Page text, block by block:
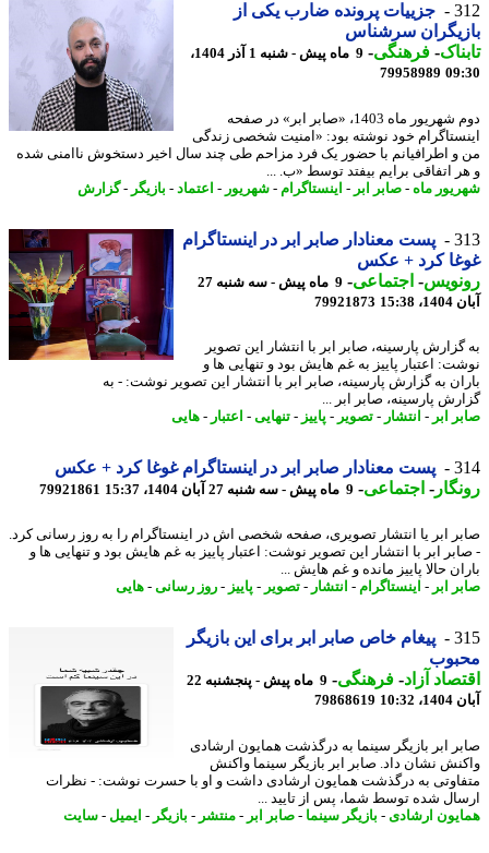
جزییات پرونده ضارب یکی از
سرشناس
-فرهنگی-
9 ماه پیش - شنبه 1 آذر 1404،
79958989
دوم شهریور ماه 1403، «صابر ابر» در صفحه
خود نوشته بود: «امنیت شخصی زندگی
اطرافیانم با حضور یک فرد مزاحم طی چند سال اخیر دستخوش ناامنی شده
اتفاقی برایم بیفتد توسط «ب. ...
ماه -صابر ابر- اینستاگرام- شهریور-اعتماد-بازیگر-گزارش
پست معنادار صابر ابر در اینستاگرام
کرد + عکس
-اجتماعی-
9 ماه پیش - سه شنبه 27
79921873
پارسینه، صابر ابر با انتشار این تصویر
اعتبار پاییز به غم هایش بود و تنهایی ها و
به گزارش پارسینه، صابر ابر با انتشار این تصویر نوشت: - به
پارسینه، صابر ابر ...
ابر- انتشار-تصویر-پاییز -تنهایی-اعتبار-هایی
پست معنادار صابر ابر در اینستاگرام غوغا کرد + عکس
-اجتماعی-9 ماه پیش - سه شنبه 27 آبان 1404، 15:37 79921861
ابر یا انتشار تصویری، صفحه شخصی اش در اینستاگرام را به روز رسانی کرد.
ابر با انتشار این تصویر نوشت: اعتبار پاییز به غم هایش بود و تنهایی ها و
حالا پاییز مانده و غم هایش ...
ابر- اینستاگرام- انتشار-تصویر-پاییز -روز رسانی-هایی
پیغام خاص صابر ابر برای این بازیگر
آزاد - فرهنگی-
9 ماه پیش - پنجشنبه 22
79868619
ابر بازیگر سینما به درگذشت همایون ارشادی
نشان داد. صابر ابر بازیگر سینما واکنش
به درگذشت همایون ارشادی داشت و او با حسرت نوشت: - نظرات
شده توسط شما، پس از تایید ...
ارشادی-بازیگر سینما-صابر ابر- منتشر-بازیگر-ایمیل-سایت